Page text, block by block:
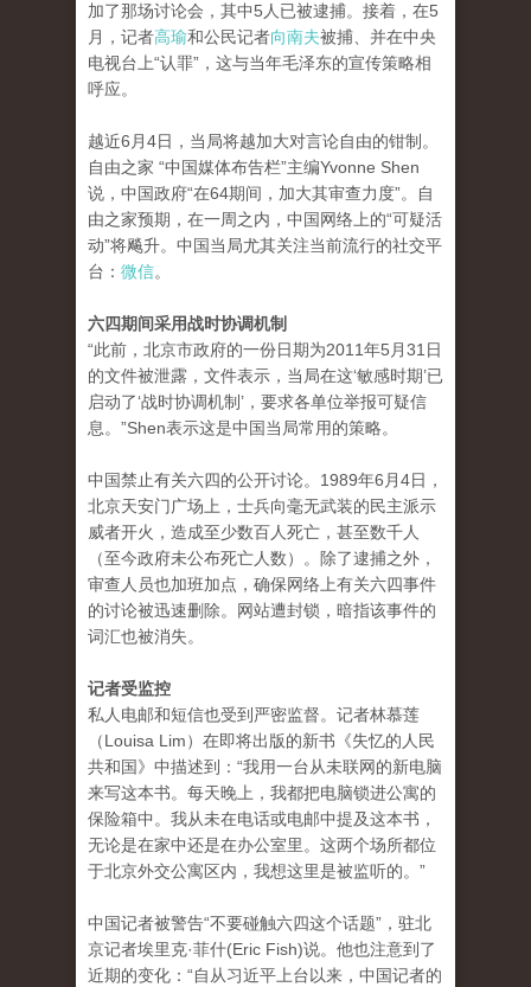
加了那场讨论会，其中5人已被逮捕。接着，在5
月，记者高瑜和公民记者向南夫被捕、并在中央
电视台上“认罪”，这与当年毛泽东的宣传策略相
呼应。
越近6月4日，当局将越加大对言论自由的钳制。
自由之家 “中国媒体布告栏”主编Yvonne Shen
说，中国政府“在64期间，加大其审查力度”。自
由之家预期，在一周之内，中国网络上的“可疑活
动”将飚升。中国当局尤其关注当前流行的社交平
台： 微信。
六四期间采用战时协调机制
“此前，北京市政府的一份日期为2011年5月31日
的文件被泄露，文件表示，当局在这‘敏感时期’已
启动了‘战时协调机制’，要求各单位举报可疑信
息。”Shen表示这是中国当局常用的策略。
中国禁止有关六四的公开讨论。1989年6月4日，
北京天安门广场上，士兵向毫无武装的民主派示
威者开火，造成至少数百人死亡，甚至数千人
（至今政府未公布死亡人数）。除了逮捕之外，
审查人员也加班加点，确保网络上有关六四事件
的讨论被迅速删除。网站遭封锁，暗指该事件的
词汇也被消失。
记者受监控
私人电邮和短信也受到严密监督。记者林慕莲
（Louisa Lim）在即将出版的新书《失忆的人民
共和国》中描述到：“我用一台从未联网的新电脑
来写这本书。每天晚上，我都把电脑锁进公寓的
保险箱中。我从未在电话或电邮中提及这本书，
无论是在家中还是在办公室里。这两个场所都位
于北京外交公寓区内，我想这里是被监听的。”
中国记者被警告“不要碰触六四这个话题”，驻北
京记者埃里克·菲什(Eric Fish)说。他也注意到了
近期的变化：“自从习近平上台以来，中国记者的